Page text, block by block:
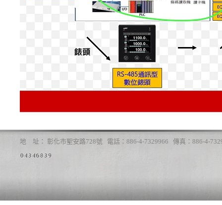
地 址： 彰化市聖安路728號 電話：886-4-7329966 傳真：886-4-